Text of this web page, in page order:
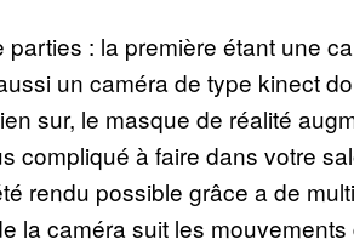
parties : la première étant une
un caméra de type kinect
sur, le masque de réalité
compliqué à faire dans votre
rendu possible grâce a de
la caméra suit les